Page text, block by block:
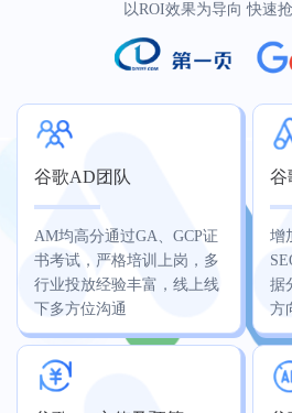
以ROI效果为导向 快速
谷歌AD团队
AM均高分通过GA、GCP证
书考试，严格培训上岗，多
行业投放经验丰富，线上线
下多方位沟通
谷
增
据
方